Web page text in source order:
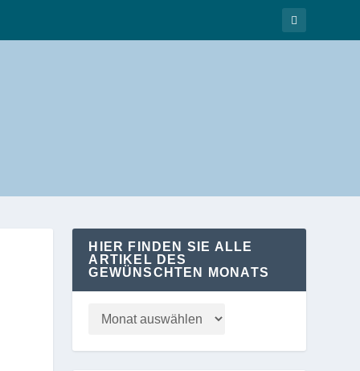
HIER FINDEN SIE ALLE
ARTIKEL DES
GEWÜNSCHTEN MONATS